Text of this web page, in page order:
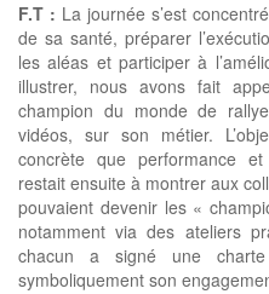
F.T : La journée s’est
de sa santé, préparer
les aléas et participer à
illustrer, nous avons fait
champion du monde de
vidéos, sur son métier.
concrète que performance
restait ensuite à montrer aux
pouvaient devenir les «
notamment via des ateliers
chacun a signé une
symboliquement son